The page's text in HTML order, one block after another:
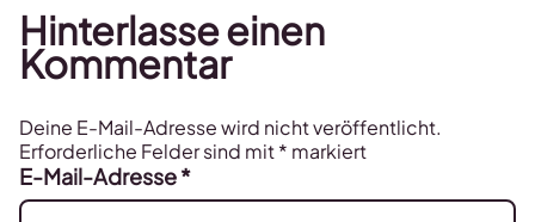
Hinterlasse einen
Kommentar
Deine E-Mail-Adresse wird nicht veröffentlicht.
Erforderliche Felder sind mit* markiert
E-Mail-Adresse*